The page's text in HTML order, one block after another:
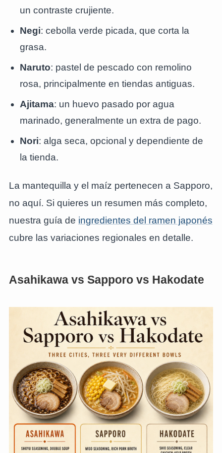
un contraste crujiente.
Negi: cebolla verde picada, que corta la
grasa.
Naruto: pastel de pescado con remolino
rosa, principalmente en tiendas antiguas.
Ajitama: un huevo pasado por agua
marinado, generalmente un extra de pago.
Nori: alga seca, opcional y dependiente de
la tienda.
La mantequilla y el maíz pertenecen a Sapporo,
no aquí. Si quieres un resumen más completo,
nuestra guía de ingredientes del ramen japonés
cubre las variaciones regionales en detalle.
Asahikawa vs Sapporo vs Hakodate